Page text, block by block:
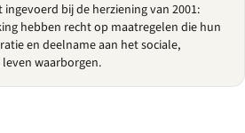
bij de herziening van 2001:
hebben recht op maatregelen die hun
en deelname aan het sociale,
waarborgen.